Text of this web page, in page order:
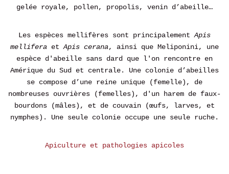
gelée royale, pollen, propolis, venin d’abeille…
Les espèces mellifères sont principalementApis
mellifera etApis cerana, ainsi que Meliponini, une
espèce d'abeille sans dard que l'on rencontre en
Amérique du Sud et centrale. Une colonie d’abeilles
se compose d’une reine unique (femelle), de
nombreuses ouvrières (femelles), d'un harem de faux-
bourdons (mâles), et de couvain (œufs, larves, et
nymphes). Une seule colonie occupe une seule ruche.
Apiculture et pathologies apicoles